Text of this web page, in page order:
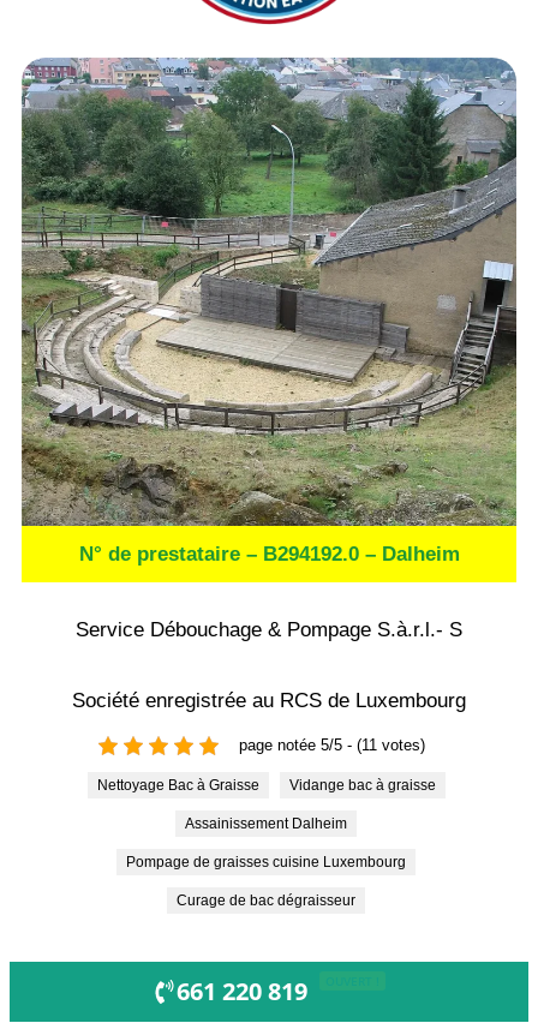
N° de prestataire – B294192.0 – Dalheim
Service Débouchage & Pompage S.à.r.l.- S
Société enregistrée au RCS de Luxembourg
page notée 5/5 - (11 votes)
Nettoyage Bac à Graisse Vidange bac à graisse
Assainissement Dalheim
Pompage de graisses cuisine Luxembourg
Curage de bac dégraisseur
661 220 819